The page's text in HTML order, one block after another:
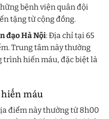
bệnh viện quân đội
tặng từ cộng đồng.
đạo Hà Nội: Địa chỉ tại 65
Trung tâm này thường
trình hiến máu, đặc biệt là
máu
điểm này thường từ 8h00